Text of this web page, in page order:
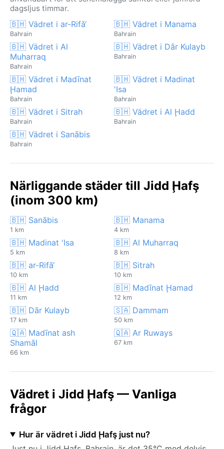
dagsljus timmar.
🇧🇭 Vädret i ar-Rifā‘
Bahrain
🇧🇭 Vädret i Manama
Bahrain
🇧🇭 Vädret i Al
Muharraq
Bahrain
🇧🇭 Vädret i Dār Kulayb
Bahrain
🇧🇭 Vädret i Madīnat
Ḩamad
Bahrain
🇧🇭 Vädret i Madinat
'Isa
Bahrain
🇧🇭 Vädret i Sitrah
Bahrain
🇧🇭 Vädret i Al Ḩadd
Bahrain
🇧🇭 Vädret i Sanābis
Bahrain
Närliggande städer till Jidd Ḩafş
(inom 300 km)
🇧🇭 Sanābis
1 km
🇧🇭 Manama
4 km
🇧🇭 Madinat 'Isa
5 km
🇧🇭 Al Muharraq
8 km
🇧🇭 ar-Rifā‘
10 km
🇧🇭 Sitrah
10 km
🇧🇭 Al Ḩadd
11 km
🇧🇭 Madīnat Ḩamad
12 km
🇧🇭 Dār Kulayb
17 km
🇸🇦 Dammam
50 km
🇶🇦 Madīnat ash
Shamāl
66 km
🇶🇦 Ar Ruways
67 km
Vädret i Jidd Ḩafş — Vanliga
frågor
Hur är vädret i Jidd Ḩafş just nu?